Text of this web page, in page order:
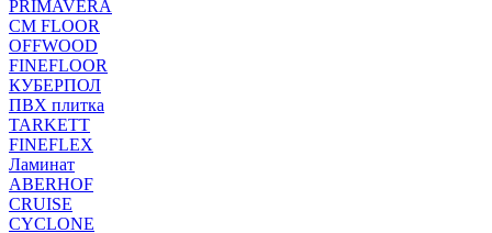
PRIMAVERA
CM FLOOR
OFFWOOD
FINEFLOOR
КУБЕРПОЛ
ПВХ плитка
TARKETT
FINEFLEX
Ламинат
ABERHOF
CRUISE
CYCLONE